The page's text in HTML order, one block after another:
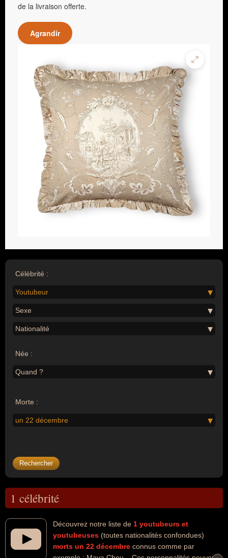
de la livraison offerte.
Agrandir
Célébrité :
Youtubeur
Sexe
Nationalité
Née :
Quand ?
Morte :
un 22 décembre
1 célébrité
Découvrez notre liste de 1 youtubeurs et
youtubeuses (toutes nationalités confondues)
morts un 22 décembre connus comme par